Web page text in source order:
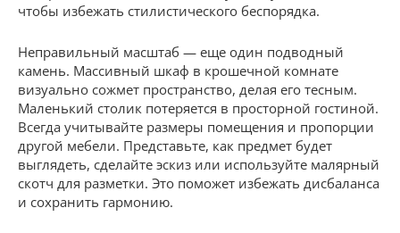
чтобы избежать стилистического беспорядка.
Неправильный масштаб — еще один подводный
камень. Массивный шкаф в крошечной комнате
визуально сожмет пространство, делая его тесным.
Маленький столик потеряется в просторной гостиной.
Всегда учитывайте размеры помещения и пропорции
другой мебели. Представьте, как предмет будет
выглядеть, сделайте эскиз или используйте малярный
скотч для разметки. Это поможет избежать дисбаланса
и сохранить гармонию.